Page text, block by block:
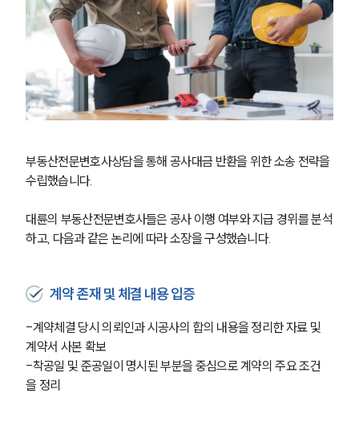
부동산전문변호사상담을 통해 공사대금 반환을 위한 소송 전략을
수립했습니다.
대륜의 부동산전문변호사들은 공사 이행 여부와 지급 경위를 분석
하고, 다음과 같은 논리에 따라 소장을 구성했습니다.
계약 존재 및 체결 내용 입증
-계약체결 당시 의뢰인과 시공사의 합의 내용을 정리한 자료 및
계약서 사본 확보
-착공일 및 준공일이 명시된 부분을 중심으로 계약의 주요 조건
을 정리